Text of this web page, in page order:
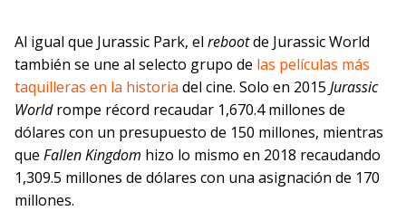
Al igual que Jurassic Park, el rebootde Jurassic World
también se une al selecto grupo de las películas más
taquilleras en la historia del cine. Solo en 2015 Jurassic
Worldrompe récord recaudar 1,670.4 millones de
dólares con un presupuesto de 150 millones, mientras
que Fallen Kingdom hizo lo mismo en 2018 recaudando
1,309.5 millones de dólares con una asignación de 170
millones.